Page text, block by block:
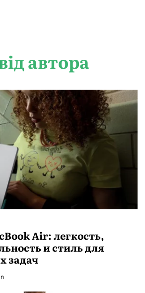
автора
Air: легкость,
и стиль для
задач